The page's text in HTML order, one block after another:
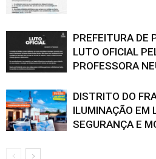
PREFEITURA DE
LUTO OFICIAL
PROFESSORA
DISTRITO DO
ILUMINAÇÃO EM
SEGURANÇA E